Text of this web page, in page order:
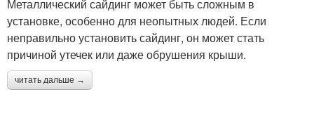
Металлический сайдинг может быть сложным в
установке, особенно для неопытных людей. Если
неправильно установить сайдинг, он может стать
причиной утечек или даже обрушения крыши.
читать дальше →